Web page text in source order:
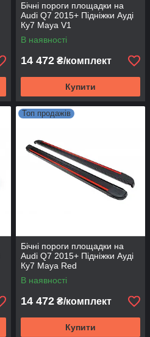
Бічні пороги площадки на
Audi Q7 2015+ Підніжки Ауді
Ку7 Maya V1
В наявності
14 472 ₴/комплект
Купити
Топ продажів
Бічні пороги площадки на
Audi Q7 2015+ Підніжки Ауді
Ку7 Maya Red
В наявності
14 472 ₴/комплект
Купити